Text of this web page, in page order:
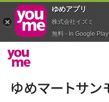
ゆめアプ‪リ‬
株式会社イズミ
無料 - In Google Play